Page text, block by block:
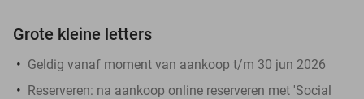
Grote kleine letters
Geldig vanaf moment van aankoop t/m 30 jun 2026
Reserveren: na aankoop online reserveren met 'Social